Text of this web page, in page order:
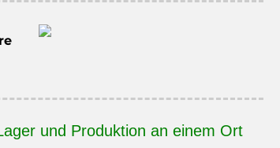
und Produktion an einem Ort